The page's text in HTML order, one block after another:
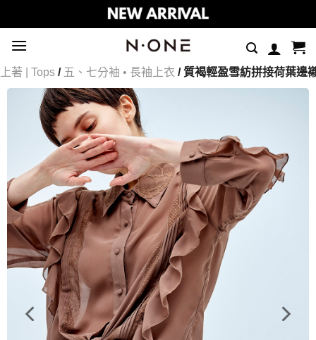
to
content
上著 | Tops / 五、七分袖 • 長袖上衣 / 質褐輕盈雪紡拼接荷葉邊